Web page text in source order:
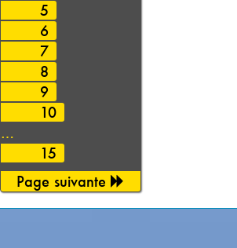
5
6
7
8
9
10
…
15
Page suivante